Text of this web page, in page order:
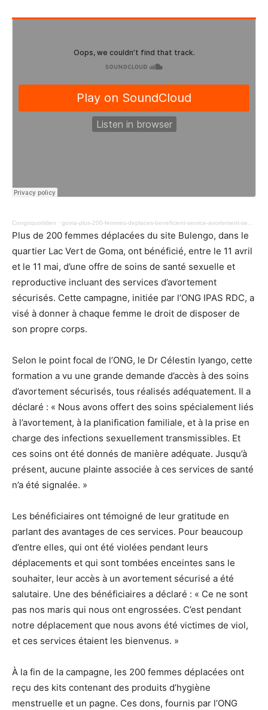
Congoquotidien · goma-plus-200-femmes-deplaces-beneficient-service-avortement-securise-bulengo-1048.mp3
Plus de 200 femmes déplacées du site Bulengo, dans le
quartier Lac Vert de Goma, ont bénéficié, entre le 11 avril
et le 11 mai, d’une offre de soins de santé sexuelle et
reproductive incluant des services d’avortement
sécurisés. Cette campagne, initiée par l’ONG IPAS RDC, a
visé à donner à chaque femme le droit de disposer de
son propre corps.
Selon le point focal de l’ONG, le Dr Célestin Iyango, cette
formation a vu une grande demande d’accès à des soins
d’avortement sécurisés, tous réalisés adéquatement. Il a
déclaré : « Nous avons offert des soins spécialement liés
à l’avortement, à la planification familiale, et à la prise en
charge des infections sexuellement transmissibles. Et
ces soins ont été donnés de manière adéquate. Jusqu’à
présent, aucune plainte associée à ces services de santé
n’a été signalée. »
Les bénéficiaires ont témoigné de leur gratitude en
parlant des avantages de ces services. Pour beaucoup
d’entre elles, qui ont été violées pendant leurs
déplacements et qui sont tombées enceintes sans le
souhaiter, leur accès à un avortement sécurisé a été
salutaire. Une des bénéficiaires a déclaré : « Ce ne sont
pas nos maris qui nous ont engrossées. C’est pendant
notre déplacement que nous avons été victimes de viol,
et ces services étaient les bienvenus. »
À la fin de la campagne, les 200 femmes déplacées ont
reçu des kits contenant des produits d’hygiène
menstruelle et un pagne. Ces dons, fournis par l’ONG